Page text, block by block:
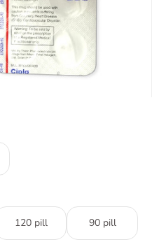
120 pill 90 pill